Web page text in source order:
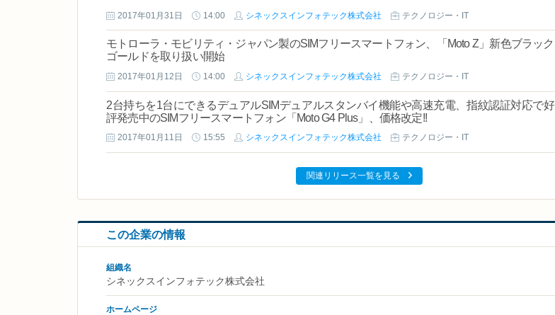
2017年01月31日 14:00 シネックスインフォテック株式会社 テクノロジー・IT
モトローラ・モビリティ・ジャパン製のSIMフリースマートフォン、「Moto Z」新色ブラック
ゴールドを取り扱い開始
2017年01月12日 14:00 シネックスインフォテック株式会社 テクノロジー・IT
2台持ちを1台にできるデュアルSIMデュアルスタンバイ機能や高速充電、指紋認証対応で好
評発売中のSIMフリースマートフォン「Moto G4 Plus」、価格改定!!
2017年01月11日 15:55 シネックスインフォテック株式会社 テクノロジー・IT
関連リリース一覧を見る
この企業の情報
組織名
シネックスインフォテック株式会社
ホームページ